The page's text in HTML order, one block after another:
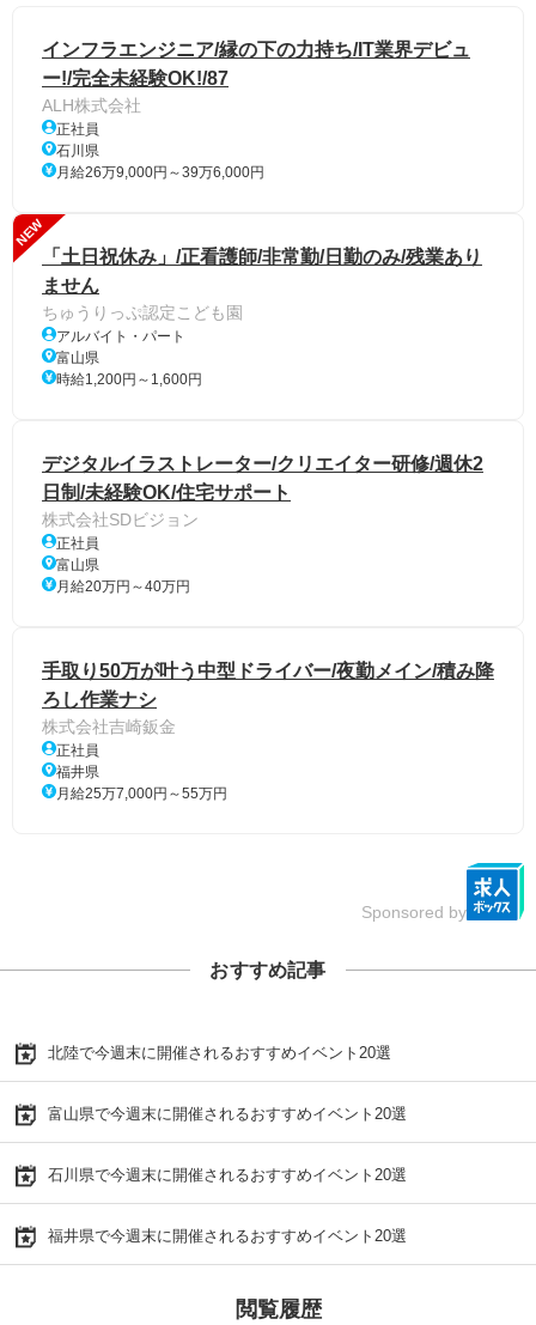
インフラエンジニア/縁の下の力持ち/IT業界デビュ
ー!/完全未経験OK!/87
ALH株式会社
正社員
石川県
月給26万9,000円～39万6,000円
NEW
「土日祝休み」/正看護師/非常勤/日勤のみ/残業あり
ません
ちゅうりっぷ認定こども園
アルバイト・パート
富山県
時給1,200円～1,600円
デジタルイラストレーター/クリエイター研修/週休2
日制/未経験OK/住宅サポート
株式会社SDビジョン
正社員
富山県
月給20万円～40万円
手取り50万が叶う中型ドライバー/夜勤メイン/積み降
ろし作業ナシ
株式会社吉崎鈑金
正社員
福井県
月給25万7,000円～55万円
Sponsored by
おすすめ記事
北陸で今週末に開催されるおすすめイベント20選
富山県で今週末に開催されるおすすめイベント20選
石川県で今週末に開催されるおすすめイベント20選
福井県で今週末に開催されるおすすめイベント20選
閲覧履歴